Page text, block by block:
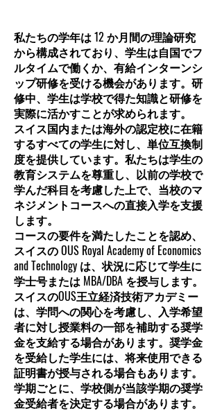
私たちの学年は 12 か月間の理論研究
から構成されており、学生は自国でフ
ルタイムで働くか、有給インターンシ
ップ研修を受ける機会があります。研
修中、学生は学校で得た知識と研修を
実際に活かすことが求められます。
スイス国内または海外の認定校に在籍
するすべての学生に対し、単位互換制
度を提供しています。私たちは学生の
教育システムを尊重し、以前の学校で
学んだ科目を考慮した上で、当校のマ
ネジメントコースへの直接入学を支援
します。
コースの要件を満たしたことを認め、
スイスの OUS Royal Academy of Economics
and Technology は、状況に応じて学生に
学士号または MBA/DBA を授与します。
スイスのOUS王立経済技術アカデミー
は、学問への関心を考慮し、入学希望
者に対し授業料の一部を補助する奨学
金を支給する場合があります。奨学金
を受給した学生には、将来使用できる
証明書が授与される場合もあります。
学期ごとに、学校側が当該学期の奨学
金受給者を決定する場合があります。